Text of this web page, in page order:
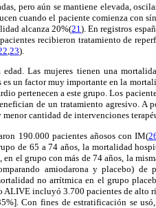
pero aún se mantiene elevada,
cuando el paciente comienza con
alcanza 20%(21). En registros
recibieron tratamiento de
,23).
Las mujeres tienen una
es un factor muy importante en la
pertenecen a este grupo. Los
de un tratamiento agresivo. A
cantidad de intervenciones
190.000 pacientes añosos con IM(
de 65 a 74 años, la mortalidad
el grupo con más de 74 años, la
amiodarona y placebo) de
no arrítmica en el grupo
ALIVE incluyó 3.700 pacientes de alto
Con fines de estratificación se